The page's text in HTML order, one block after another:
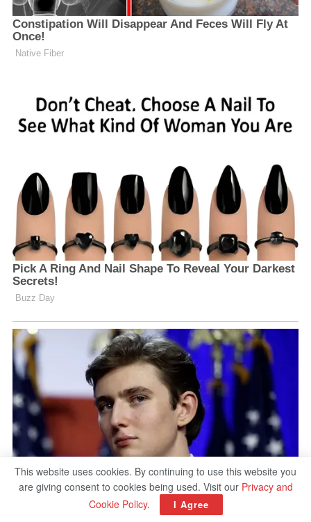
This website uses cookies. By continuing to use this website you
are giving consent to cookies being used. Visit our Privacy and
Cookie Policy. I Agree